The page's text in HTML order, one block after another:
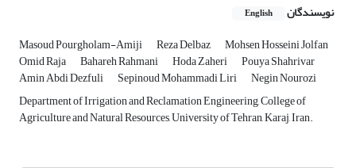
نویسندگان English
Masoud Pourgholam-Amiji Reza Delbaz Mohsen Hosseini Jolfan
Omid Raja Bahareh Rahmani Hoda Zaheri Pouya Shahrivar
Amin Abdi Dezfuli Sepinoud Mohammadi Liri
Negin Nourozi
Department of Irrigation and Reclamation Engineering, College of
Agriculture and Natural Resources, University of Tehran, Karaj, Iran.